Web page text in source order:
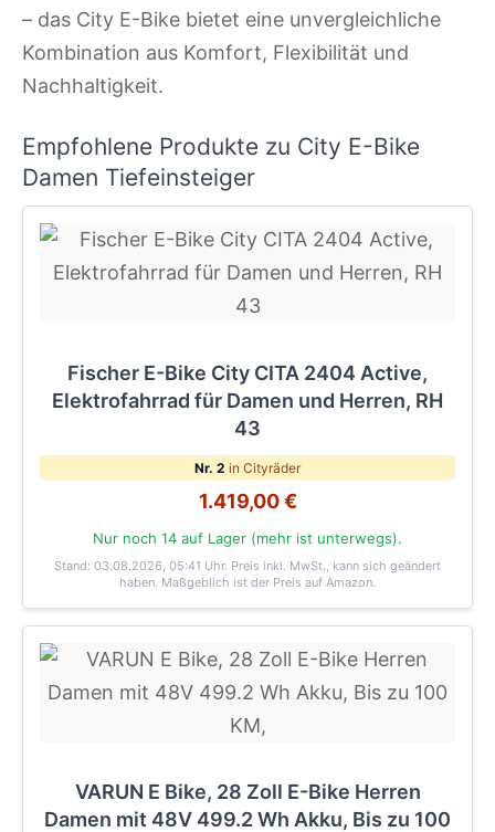
– das City E-Bike bietet eine unvergleichliche
Kombination aus Komfort, Flexibilität und
Nachhaltigkeit.
Empfohlene Produkte zu City E-Bike
Damen Tiefeinsteiger
Fischer E-Bike City CITA 2404 Active,
Elektrofahrrad für Damen und Herren, RH
43
Nr. 2 in Cityräder
1.419,00 €
Nur noch 14 auf Lager (mehr ist unterwegs).
Stand: 03.08.2026, 05:41 Uhr. Preis inkl. MwSt., kann sich geändert
haben. Maßgeblich ist der Preis auf Amazon.
VARUN E Bike, 28 Zoll E-Bike Herren
Damen mit 48V 499.2 Wh Akku, Bis zu 100